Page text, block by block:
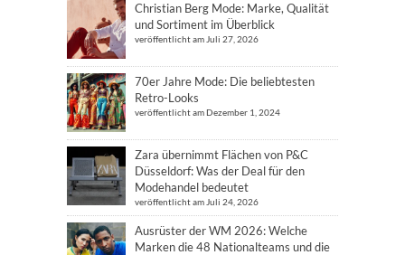
Christian Berg Mode: Marke, Qualität
und Sortiment im Überblick
veröffentlicht am Juli 27, 2026
70er Jahre Mode: Die beliebtesten
Retro-Looks
veröffentlicht am Dezember 1, 2024
Zara übernimmt Flächen von P&C
Düsseldorf: Was der Deal für den
Modehandel bedeutet
veröffentlicht am Juli 24, 2026
Ausrüster der WM 2026: Welche
Marken die 48 Nationalteams und die